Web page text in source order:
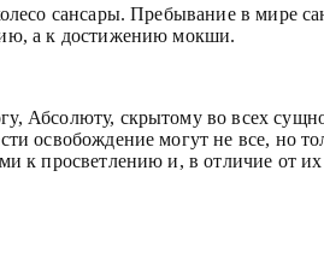
сансары. Пребывание в мире
а к достижению мокши.
скрытому во всех
освобождение могут не все, но
к просветлению и, в отличие от